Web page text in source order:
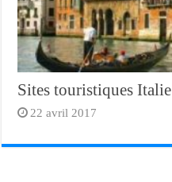
Sites touristiques Italie
22 avril 2017